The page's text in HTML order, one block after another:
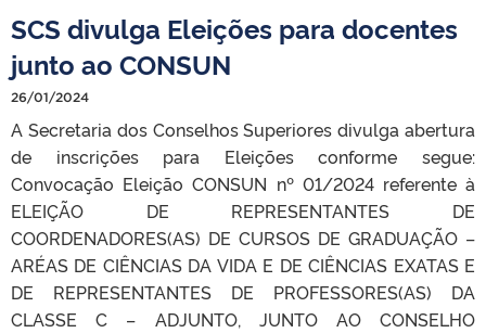
SCS divulga Eleições para docentes
junto ao CONSUN
26/01/2024
A Secretaria dos Conselhos Superiores divulga abertura
de inscrições para Eleições conforme segue:
Convocação Eleição CONSUN nº 01/2024​ referente à
ELEIÇÃO DE REPRESENTANTES DE
COORDENADORES(AS) DE CURSOS DE GRADUAÇÃO –
ARÉAS DE CIÊNCIAS DA VIDA E DE CIÊNCIAS EXATAS E
DE REPRESENTANTES DE PROFESSORES(AS) DA
CLASSE C – ADJUNTO, JUNTO AO CONSELHO